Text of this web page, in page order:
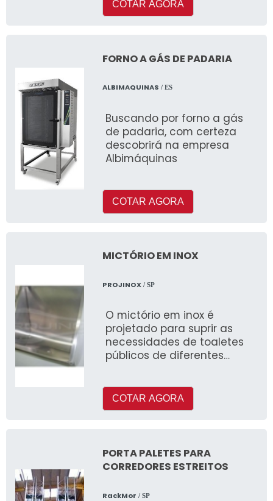
COTAR AGORA
FORNO A GÁS DE PADARIA
ALBIMAQUINAS / ES
Buscando por forno a gás
de padaria, com certeza
descobrirá na empresa
Albimáquinas
COTAR AGORA
MICTÓRIO EM INOX
PROJINOX/ SP
O mictório em inox é
projetado para suprir as
necessidades de toaletes
públicos de diferentes
COTAR AGORA
PORTA PALETES PARA
CORREDORES ESTREITOS
RackMor / SP